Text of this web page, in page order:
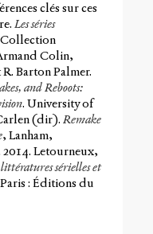
clés sur ces
Les séries
Colin,
Barton Palmer.
and Reboots:
. University of
(dir).Remake
, Lanham,
Letourneux,
sérielles et
: Éditions du